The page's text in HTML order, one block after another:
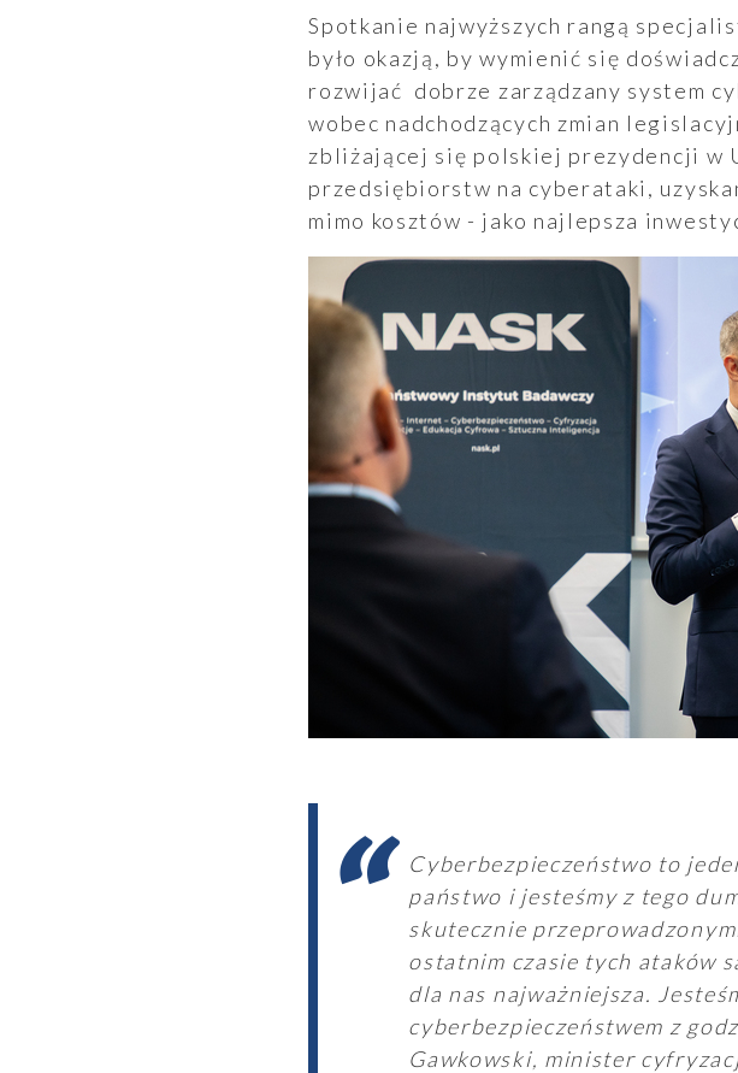
Spotkanie najwyższych rangą
było okazją, by wymienić się
rozwijać dobrze zarządzany system
wobec nadchodzących zmian
zbliżającej się polskiej prezydencji w
przedsiębiorstw na cyberataki,
mimo kosztów - jako najlepsza
Cyberbezpieczeństwo to
państwo i jesteśmy z tego
skutecznie
ostatnim czasie tych ataków
dla nas najważniejsza.
cyberbezpieczeństwem z
Gawkowski, minister